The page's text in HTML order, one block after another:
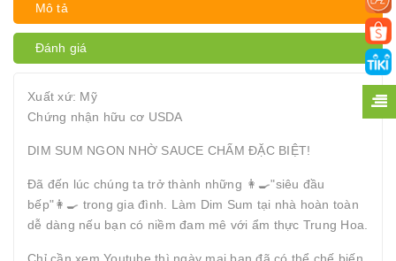
Mô tả
Đánh giá
Xuất xứ: Mỹ
Chứng nhận hữu cơ USDA
DIM SUM NGON NHỜ SAUCE CHẤM ĐẶC BIỆT!
Đã đến lúc chúng ta trở thành những 👩‍🍳"siêu đầu
bếp"👩‍🍳 trong gia đình. Làm Dim Sum tại nhà hoàn toàn
dễ dàng nếu bạn có niềm đam mê với ẩm thực Trung Hoa.